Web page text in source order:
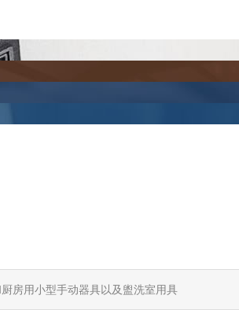
房用小型手动器具以及盥洗室用具